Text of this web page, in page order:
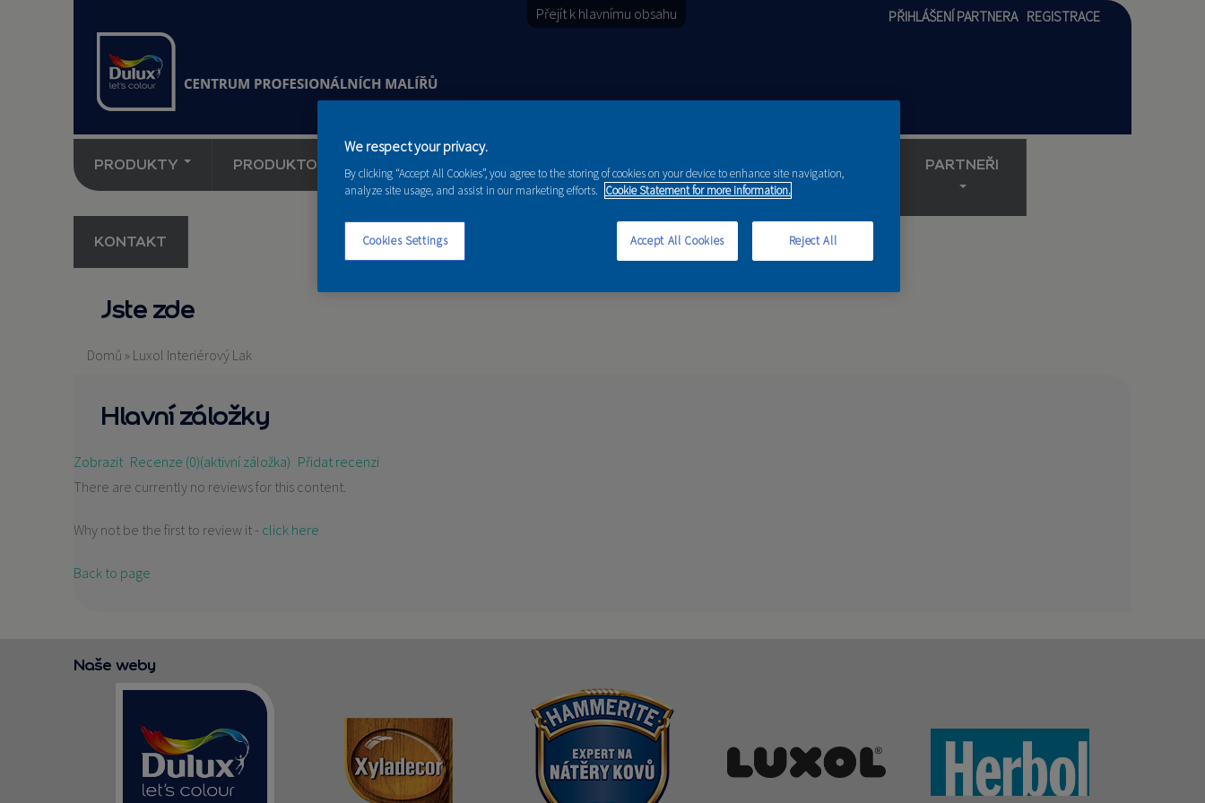
Přejít k hlavnímu obsahu PŘIHLÁŠENÍ PARTNERA REGISTRACE
PRODUKTY PRODUKTOVÉ NOVINKY PORADENSTVÍ AKCE A NOVINKY PARTNEŘI
KONTAKT
Jste zde
Domů » Luxol Interiérový Lak
Hlavní záložky
Zobrazit Recenze (0)(aktivní záložka) Přidat recenzi
There are currently no reviews for this content.
Why not be the first to review it - click here
Back to page
Naše weby
We respect your privacy.
By clicking “Accept All Cookies”, you agree to the storing of cookies on your device to enhance site navigation,
analyze site usage, and assist in our marketing efforts. Cookie Statement for more information.
Cookies Settings Reject All
Accept All Cookies